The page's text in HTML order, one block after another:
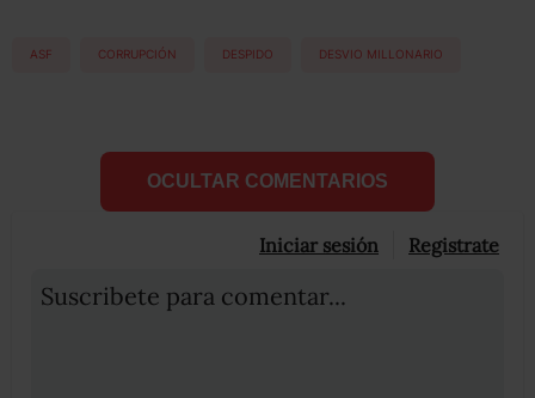
ASF CORRUPCIÓN DESPIDO DESVIO MILLONARIO
OCULTAR COMENTARIOS
Iniciar sesión Registrate
Suscribete para comentar...